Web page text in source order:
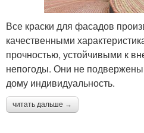
Все краски для фасадов
качественными
прочностью, устойчивыми к
непогоды. Они не
дому индивидуальность.
читать дальше →